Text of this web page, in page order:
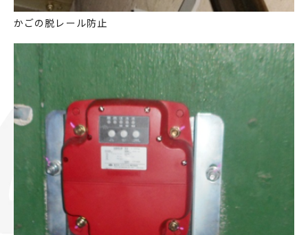
かごの脱レール防止